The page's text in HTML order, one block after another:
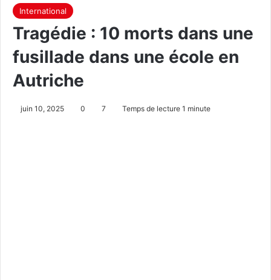
International
Tragédie : 10 morts dans une
fusillade dans une école en
Autriche
juin 10, 2025 0 7 Temps de lecture 1 minute